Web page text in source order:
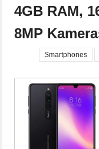
4GB RAM,
8MP
Smartphones